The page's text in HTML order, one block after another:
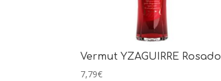
Vermut YZAGUIRRE Rosado
7,79€